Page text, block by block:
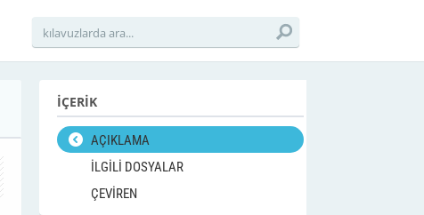
İÇERİK
AÇIKLAMA
İLGİLİ DOSYALAR
ÇEVİREN